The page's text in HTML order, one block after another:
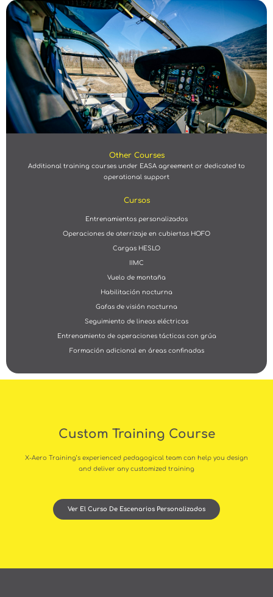
Other Courses
Additional training courses under EASA agreement or dedicated to
operational support
Cursos
Entrenamientos personalizados
Operaciones de aterrizaje en cubiertas HOFO
Cargas HESLO
IIMC
Vuelo de montaña
Habilitación nocturna
Gafas de visión nocturna
Seguimiento de lineas eléctricas
Entrenamiento de operaciones tácticas con grúa
Formación adicional en áreas confinadas
Custom Training Course
X-Aero Training’s experienced pedagogical team can help you design
and deliver any customized training
Ver El Curso De Escenarios Personalizados